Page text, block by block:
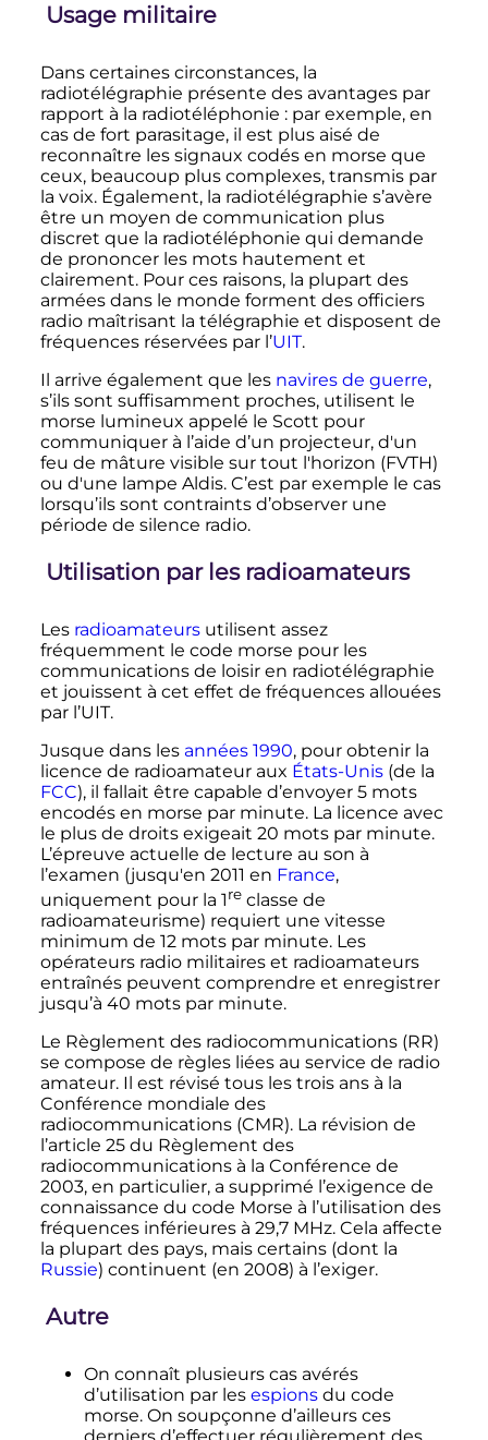
Usage militaire
Dans certaines circonstances, la
radiotélégraphie présente des avantages par
rapport à la radiotéléphonie : par exemple, en
cas de fort parasitage, il est plus aisé de
reconnaître les signaux codés en morse que
ceux, beaucoup plus complexes, transmis par
la voix. Également, la radiotélégraphie s’avère
être un moyen de communication plus
discret que la radiotéléphonie qui demande
de prononcer les mots hautement et
clairement. Pour ces raisons, la plupart des
armées dans le monde forment des officiers
radio maîtrisant la télégraphie et disposent de
fréquences réservées par l’UIT.
Il arrive également que les navires de guerre,
s’ils sont suffisamment proches, utilisent le
morse lumineux appelé le Scott pour
communiquer à l’aide d’un projecteur, d'un
feu de mâture visible sur tout l'horizon (FVTH)
ou d'une lampe Aldis. C’est par exemple le cas
lorsqu’ils sont contraints d’observer une
période de silence radio.
Utilisation par les radioamateurs
Les radioamateursutilisent assez
fréquemment le code morse pour les
communications de loisir en radiotélégraphie
et jouissent à cet effet de fréquences allouées
par l’UIT.
Jusque dans les années 1990, pour obtenir la
licence de radioamateur aux États-Unis(de la
FCC), il fallait être capable d’envoyer 5 mots
encodés en morse par minute. La licence avec
le plus de droits exigeait 20 motspar minute.
L’épreuve actuelle de lecture au son à
l’examen (jusqu'en 2011 en France,
uniquement pour la 1re classe de
radioamateurisme) requiert une vitesse
minimum de 12 motspar minute. Les
opérateurs radio militaires et radioamateurs
entraînés peuvent comprendre et enregistrer
jusqu’à 40 motspar minute.
Le Règlement des radiocommunications (RR)
se compose de règles liées au service de radio
amateur. Il est révisé tous les trois ans à la
Conférence mondiale des
radiocommunications (CMR). La révision de
l’article 25du Règlement des
radiocommunications à la Conférence de
2003, en particulier, a supprimé l’exigence de
connaissance du code Morse à l’utilisation des
fréquences inférieures à 29,7 MHz. Cela affecte
la plupart des pays, mais certains (dont la
Russie) continuent (en 2008) à l’exiger.
Autre
On connaît plusieurs cas avérés
d’utilisation par les espionsdu code
morse. On soupçonne d’ailleurs ces
derniers d’effectuer régulièrement des